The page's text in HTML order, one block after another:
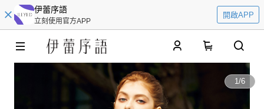
伊蕾序語
立刻使用官方APP
開啟APP
1/6